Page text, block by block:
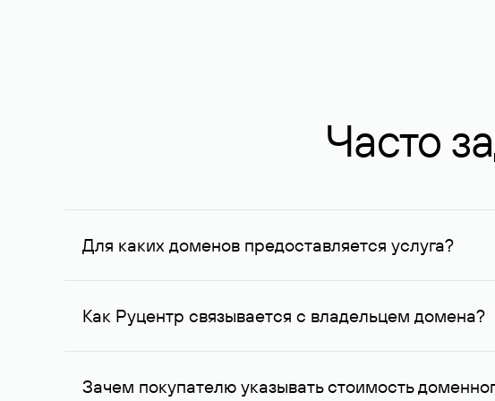
Часто
Для каких доменов предоставляется услуга?
Услуга доступна для доменов, зарегистрированных в
Как Руцентр связывается с владельцем домена?
Для связи с владельцем домена используются его
Зачем покупателю указывать стоимость